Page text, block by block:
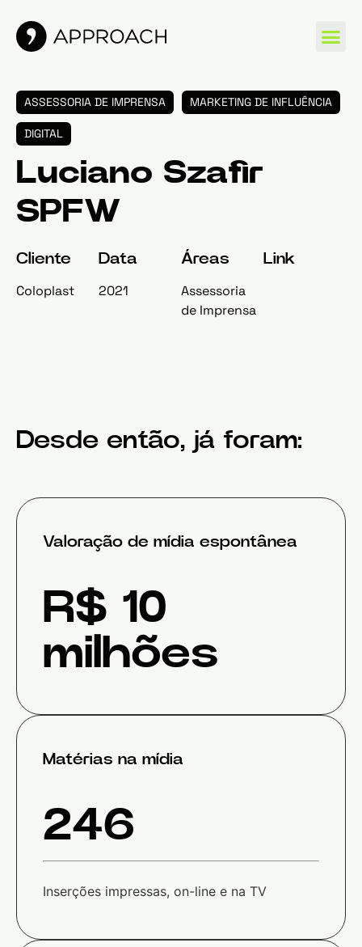
ASSESSORIA DE IMPRENSA MARKETING DE INFLUÊNCIA
DIGITAL
Luciano Szafir
SPFW
Cliente
Coloplast
Data
2021
Áreas
Assessoria
de Imprensa
Link
Desde então, já foram:
Valoração de mídia espontânea
R$ 10
milhões
Matérias na mídia
246
Inserções impressas, on-line e na TV